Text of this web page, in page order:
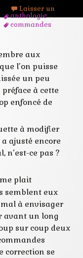
anthologie
commandes
genres
maquette
mystères
nouvelles
parution
préface
relecture
Laisser un
aux
l’on puisse
un peu
à cette
enfoncé de
à modifier
ajusté encore
n’est-ce pas ?
plait
semblent eux
à envisager
avant un long
sur coup deux
correction se